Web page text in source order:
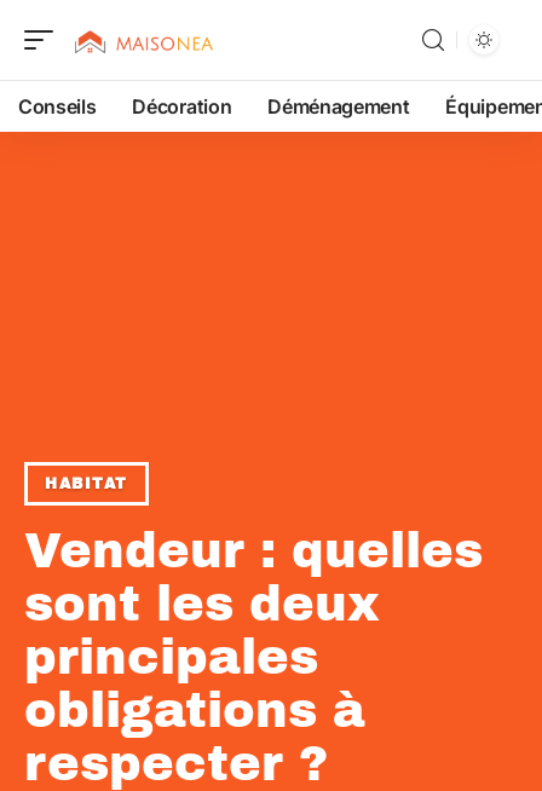
Conseils Décoration Déménagement
HABITAT
Vendeur : quelles
sont les deux
principales
obligations à
respecter ?